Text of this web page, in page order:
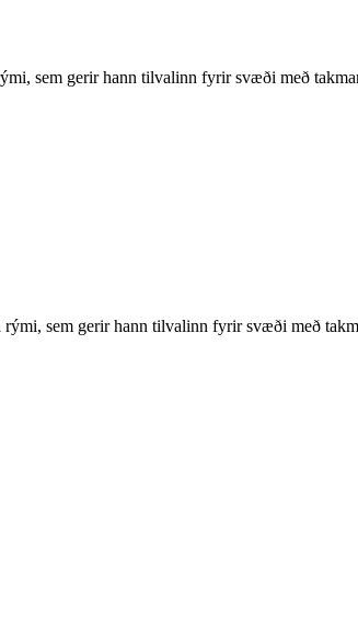
sem gerir hann tilvalinn fyrir svæði með
rými, sem gerir hann tilvalinn fyrir svæði með